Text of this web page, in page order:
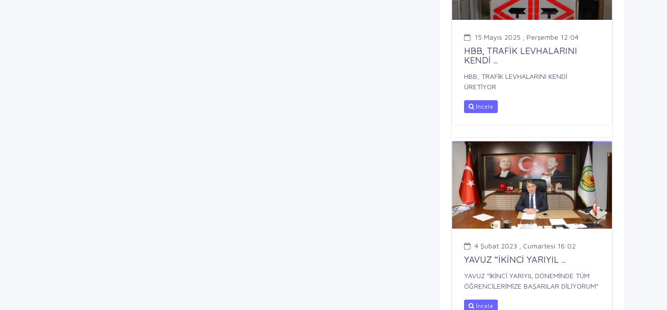
15 Mayıs 2025 , Perşembe 12:04
HBB, TRAFİK LEVHALARINI
KENDİ ...
HBB, TRAFİK LEVHALARINI KENDİ
ÜRETİYOR
İncele
4 Şubat 2023 , Cumartesi 16:02
YAVUZ “İKİNCİ YARIYIL ...
YAVUZ “İKİNCİ YARIYIL DÖNEMİNDE TÜM
ÖĞRENCİLERİMİZE BAŞARILAR DİLİYORUM”
İncele